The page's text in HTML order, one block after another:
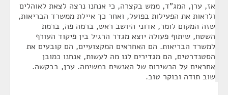
אז, ערן, המג"ד, ממש בקצרה, כי אנחנו נרצה לצאת לאוהלים
ולראות את הפעילות בפועל, ואחר כך איילת ממשרד הבריאות,
שזה המקום לומר, אדוני היושב ראש, ברמה פה, ברמת
השטח, שיתוף פעולה יוצא מגדר הרגיל בין פיקוד העורף
למשרד הבריאות. הם האחראים המקצועיים, הם קובעים את
הסטנדרטים, הם מגדירים לנו מה לעשות, אנחנו כמובן
אחראים על הכשירות של האנשים במשימה. ערן, בבקשה.
שוב תודה ובוקר טוב.